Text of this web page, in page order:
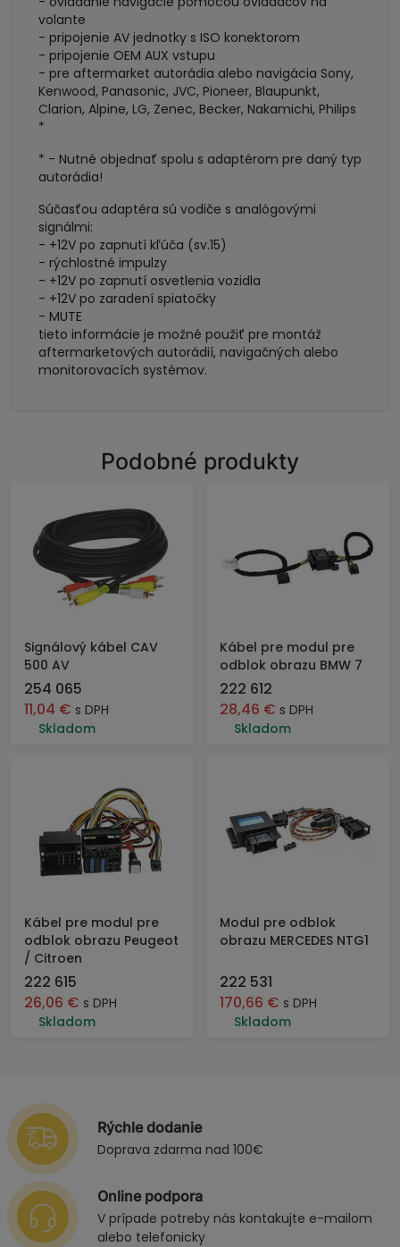
volante
- pripojenie AV jednotky s ISO konektorom
- pripojenie OEM AUX vstupu
- pre aftermarket autorádia alebo navigácia Sony,
Kenwood, Panasonic, JVC, Pioneer, Blaupunkt,
Clarion, Alpine, LG, Zenec, Becker, Nakamichi, Philips
*
* - Nutné objednať spolu s adaptérom pre daný typ
autorádia!
Súčasťou adaptéra sú vodiče s analógovými
signálmi:
- +12V po zapnutí kľúča (sv.15)
- rýchlostné impulzy
- +12V po zapnutí osvetlenia vozidla
- +12V po zaradení spiatočky
- MUTE
tieto informácie je možné použiť pre montáž
aftermarketových autorádií, navigačných alebo
monitorovacích systémov.
Podobné produkty
Signálový kábel CAV
500 AV
254 065
11,04 € s DPH
Skladom
Kábel pre modul pre
odblok obrazu BMW 7
222 612
28,46 € s DPH
Skladom
Kábel pre modul pre
odblok obrazu Peugeot
/ Citroen
222 615
26,06 € s DPH
Skladom
Modul pre odblok
obrazu MERCEDES NTG1
222 531
170,66 € s DPH
Skladom
Rýchle dodanie
Doprava zdarma nad 100€
Online podpora
V prípade potreby nás kontakujte e-mailom
alebo telefonicky